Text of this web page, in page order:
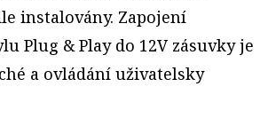
instalovány. Zapojení
Plug & Play do 12V zásuvky je
a ovládání uživatelsky